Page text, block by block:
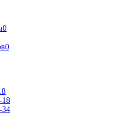
0
0
18
34